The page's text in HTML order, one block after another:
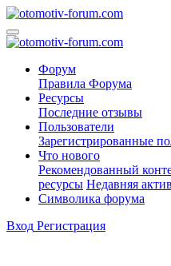
Форум
Правила Форума
Ресурсы
Последние отзывы
Пользователи
Зарегистрированные
Что нового
Рекомендованный
ресурсы Недавняя
Символика форума
Вход Регистрация